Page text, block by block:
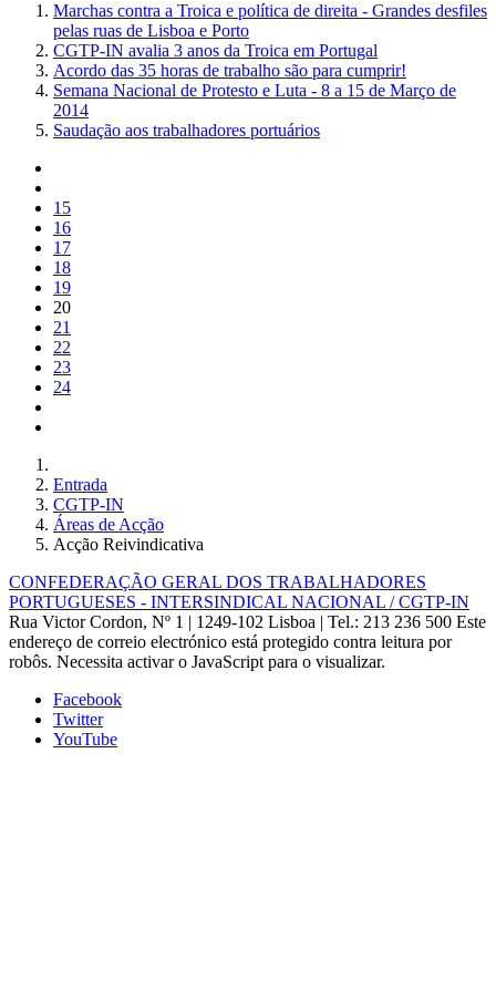
Marchas contra a Troica e política de direita - Grandes desfiles
pelas ruas de Lisboa e Porto
CGTP-IN avalia 3 anos da Troica em Portugal
Acordo das 35 horas de trabalho são para cumprir!
Semana Nacional de Protesto e Luta - 8 a 15 de Março de
2014
Saudação aos trabalhadores portuários
15
16
17
18
19
20
21
22
23
24
Entrada
CGTP-IN
Áreas de Acção
Acção Reivindicativa
CONFEDERAÇÃO GERAL DOS TRABALHADORES
PORTUGUESES - INTERSINDICAL NACIONAL / CGTP-IN
Rua Victor Cordon, Nº 1 | 1249-102 Lisboa | Tel.: 213 236 500 Este
endereço de correio electrónico está protegido contra leitura por
robôs. Necessita activar o JavaScript para o visualizar.
Facebook
Twitter
YouTube